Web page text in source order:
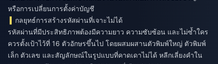
หรือการเปลี่ยนการตั้งค่าบัญชี
กลยุทธ์การสร้างรหัสผ่านที่เจาะไม่ได้
รหัสผ่านที่มีประสิทธิภาพต้องมีความยาว ความซับซ้อน และไม่ซ้ำใคร
ควรตั้งเป้าไว้ที่ 16 ตัวอักษรขึ้นไป โดยผสมผสานตัวพิมพ์ใหญ่ ตัวพิมพ์
เล็ก ตัวเลข และสัญลักษณ์ในรูปแบบที่คาดเดาไม่ได้ หลีกเลี่ยงคำใน